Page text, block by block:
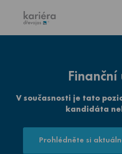
Finanční
V současnosti je tato
kandidáta
Prohlédněte si